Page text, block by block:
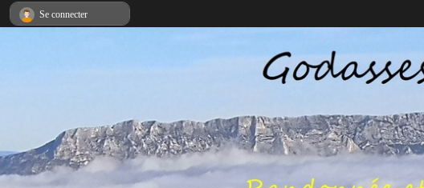
Se connecter
Panneau de gestion des cookies